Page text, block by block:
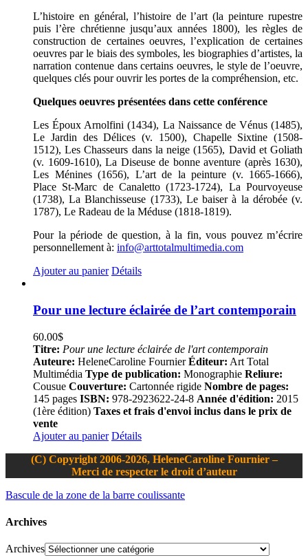
L’histoire en général, l’histoire de l’art (la peinture rupestre
puis l’ère chrétienne jusqu’aux années 1800), les règles de
construction de certaines oeuvres, l’explication de certaines
oeuvres par le biais des symboles, les biographies d’artistes, la
narration contenue dans certains oeuvres, le style de l’oeuvre,
quelques clés pour ouvrir les portes de la compréhension, etc.
Quelques oeuvres présentées dans cette conférence
Les Époux Arnolfini (1434), La Naissance de Vénus (1485),
Le Jardin des Délices (v. 1500), Chapelle Sixtine (1508-
1512), Les Chasseurs dans la neige (1565), David et Goliath
(v. 1609-1610), La Diseuse de bonne aventure (après 1630),
Les Ménines (1656), L’art de la peinture (v. 1665-1666),
Place St-Marc de Canaletto (1723-1724), La Pourvoyeuse
(1738), La Blanchisseuse (1733), Le baiser à la dérobée (v.
1787), Le Radeau de la Méduse (1818-1819).
Pour la période de question, à la fin, vous pouvez m’écrire
personnellement à: info@arttotalmultimedia.com
Ajouter au panier Détails
Pour une lecture éclairée de l’art contemporain
60.00$
Titre: Pour une lecture éclairée de l'art contemporain
Auteure: HeleneCaroline FournierÉditeur: Art Total
Multimédia Type de publication: Monographie Reliure:
Cousue Couverture: Cartonnée rigide Nombre de pages:
145 pages ISBN: 978-2923622-24-8 Année d'édition: 2015
(1ère édition) Taxes et frais d'envoi inclus dans le prix de
vente
Ajouter au panier Détails
(C) Copyright 2006-2026, HeleneCaroline Fournier –
Merci de respecter le droit d’auteur
Bascule de la zone de la barre coulissante
Archives
Archives